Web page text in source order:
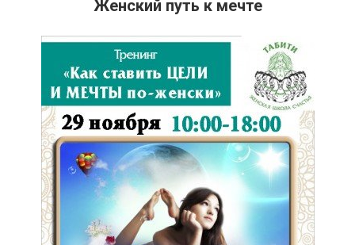
Женский путь к мечте